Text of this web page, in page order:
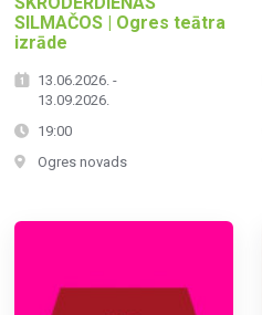
SILMAČOS | Ogres teātra
izrāde
13.06.2026. -
13.09.2026.
19:00
Ogres novads